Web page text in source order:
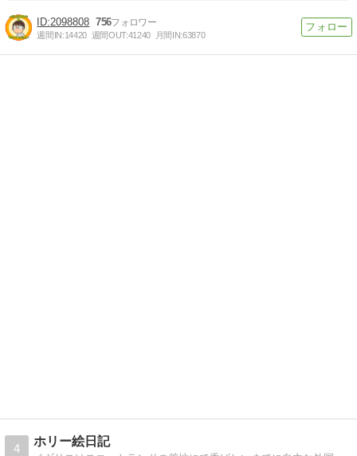
2098808 756
週間IN:14420 週間OUT:41240 月間IN:63870
4
ホリー絵日記